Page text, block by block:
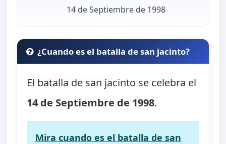
14 de Septiembre de 1998
¿Cuando es el batalla de san jacinto?
El batalla de san jacinto se celebra el
14 de Septiembre de 1998.
Mira cuando es el batalla de san